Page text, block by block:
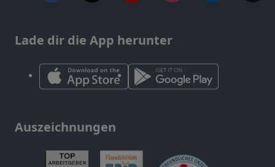
Lade dir die App herunter
Auszeichnungen